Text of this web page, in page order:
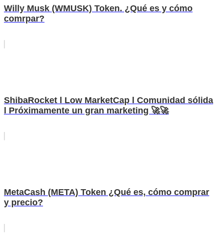
Willy Musk (WMUSK) Token. ¿Qué es y cómo
comrpar?
ShibaRocket l Low MarketCap l Comunidad sólida
l Próximamente un gran marketing 🚀🚀
MetaCash (META) Token ¿Qué es, cómo comprar
y precio?